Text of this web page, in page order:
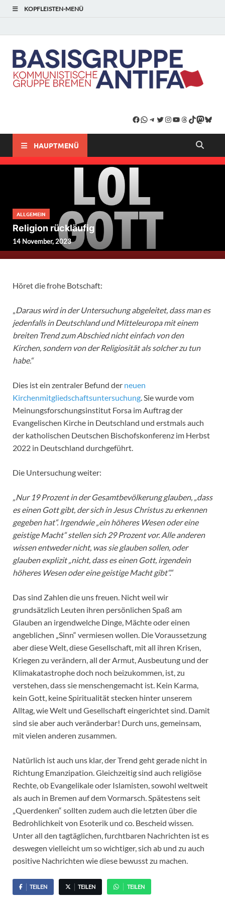
KOPFLEISTEN-MENÜ
HAUPTMENÜ
ALLGEMEIN
Religion rückläufig
14 November, 2023
Höret die frohe Botschaft:
„Daraus wird in der Untersuchung abgeleitet, dass man es
jedenfalls in Deutschland und Mitteleuropa mit einem
breiten Trend zum Abschied nicht einfach von den
Kirchen, sondern von der Religiosität als solcher zu tun
habe.“
Dies ist ein zentraler Befund der neuen
Kirchenmitgliedschaftsuntersuchung. Sie wurde vom
Meinungsforschungsinstitut Forsa im Auftrag der
Evangelischen Kirche in Deutschland und erstmals auch
der katholischen Deutschen Bischofskonferenz im Herbst
2022 in Deutschland durchgeführt.
Die Untersuchung weiter:
„Nur 19 Prozent in der Gesamtbevölkerung glauben, „dass
es einen Gott gibt, der sich in Jesus Christus zu erkennen
gegeben hat“. Irgendwie „ein höheres Wesen oder eine
geistige Macht“ stellen sich 29 Prozent vor. Alle anderen
wissen entweder nicht, was sie glauben sollen, oder
glauben explizit „nicht, dass es einen Gott, irgendein
höheres Wesen oder eine geistige Macht gibt“.“
Das sind Zahlen die uns freuen. Nicht weil wir
grundsätzlich Leuten ihren persönlichen Spaß am
Glauben an irgendwelche Dinge, Mächte oder einen
angeblichen „Sinn“ vermiesen wollen. Die Voraussetzung
aber diese Welt, diese Gesellschaft, mit all ihren Krisen,
Kriegen zu verändern, all der Armut, Ausbeutung und der
Klimakatastrophe doch noch beizukommen, ist, zu
verstehen, dass sie menschengemacht ist. Kein Karma,
kein Gott, keine Spiritualität stecken hinter unserem
Alltag, wie Welt und Gesellschaft eingerichtet sind. Damit
sind sie aber auch veränderbar! Durch uns, gemeinsam,
mit vielen anderen zusammen.
Natürlich ist auch uns klar, der Trend geht gerade nicht in
Richtung Emanzipation. Gleichzeitig sind auch religiöse
Rechte, ob Evangelikale oder Islamisten, sowohl weltweit
als auch in Bremen auf dem Vormarsch. Spätestens seit
„Querdenken“ sollten zudem auch die letzten über die
Bedrohlichkeit von Esoterik und co. Bescheid wissen.
Unter all den tagtäglichen, furchtbaren Nachrichten ist es
deswegen vielleicht um so wichtiger, sich ab und zu auch
positive Nachrichten wie diese bewusst zu machen.
TEILEN TEILEN TEILEN